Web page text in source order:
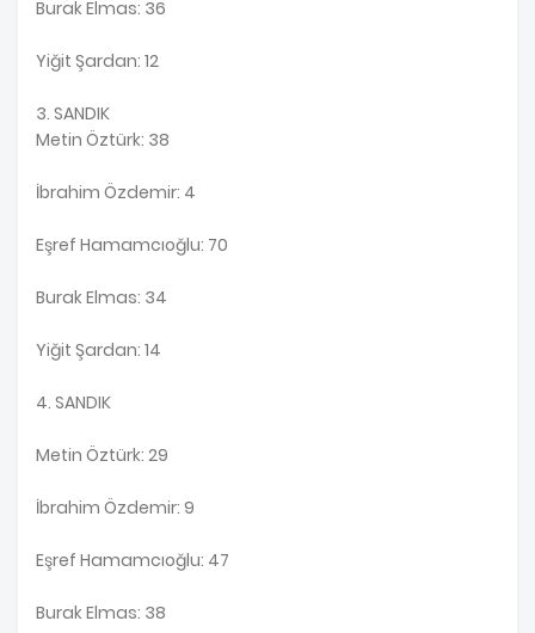
Burak Elmas: 36
Yiğit Şardan: 12
3. SANDIK
Metin Öztürk: 38
İbrahim Özdemir: 4
Eşref Hamamcıoğlu: 70
Burak Elmas: 34
Yiğit Şardan: 14
4. SANDIK
Metin Öztürk: 29
İbrahim Özdemir: 9
Eşref Hamamcıoğlu: 47
Burak Elmas: 38